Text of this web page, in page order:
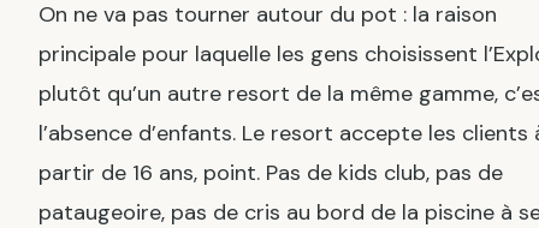
On ne va pas tourner autour du pot : la raison
principale pour laquelle les gens choisissent
plutôt qu’un autre resort de la même gamme,
l’absence d’enfants. Le resort accepte les clients
partir de 16 ans, point. Pas de kids club, pas de
pataugeoire, pas de cris au bord de la piscine à